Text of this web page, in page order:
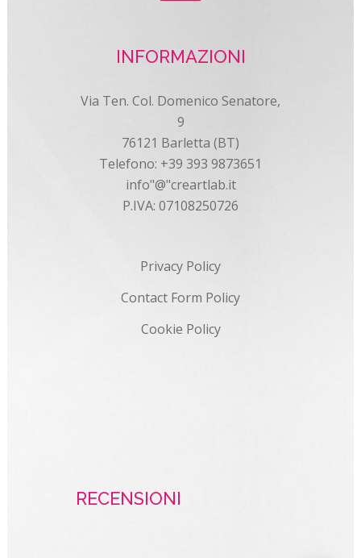
INFORMAZIONI
Via Ten. Col. Domenico Senatore,
9
76121 Barletta (BT)
Telefono: +39 393 9873651
info"@"creartlab.it
P.IVA: 07108250726
Privacy Policy
Contact Form Policy
Cookie Policy
RECENSIONI